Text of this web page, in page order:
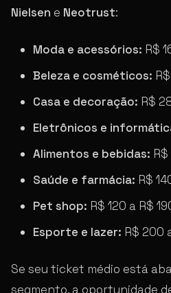
Nielsen e Neotrust:
Moda e acessórios: R$
Beleza e cosméticos:
Casa e decoração: R$
Eletrônicos e
Alimentos e bebidas:
Saúde e farmácia: R$
Pet shop: R$ 120 a R$
Esporte e lazer: R$ 200
Se seu ticket médio está
segmento, a oportunidade